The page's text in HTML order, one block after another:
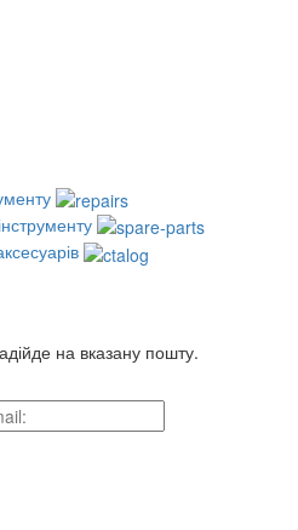
на вказану пошту.